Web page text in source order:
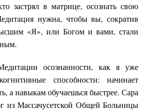
застрял в матрице, осознать свою
нужна, чтобы вы, сократив
«Я», или Богом и вами, стали
осознанности, как я уже
когнитивные способности: начинает
а навыкам обучаешься быстрее. Сара
из Массачусетской Общей Больницы